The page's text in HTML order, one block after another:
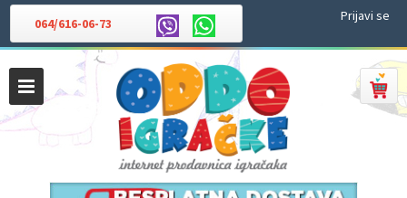
064/616-06-73 Prijavi se